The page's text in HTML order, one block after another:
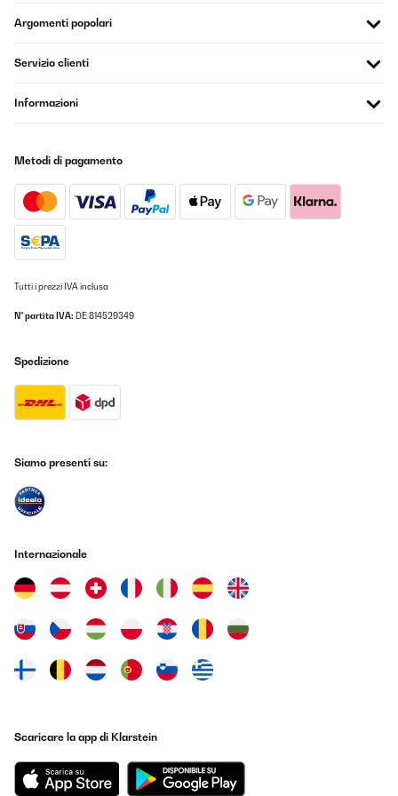
ricezione radio dab
Sender werden schnell gefunden, Klang bei Radio und CD
super.Bin sehr zufrieden.
Amazon-Benutzer
nostalgisches Aussehen und moderne Technik. Die Bedienung ist
einfach und gut. Der Klang ist für meine Ansprüche vollkommen
ausreichend. Es funktioniert alles gut. Die Bedienungsanleitung
Amazon-Benutzer
Tradurre
Ist schon das zweite
Amazon-Benutzer
Tradurre
sono presenti:- Manuale d’istruzioni- Telecomando- Antenna
DABChe dire, il prodotto si presenta con un’eleganza strabiliante
Argomenti popolari
Servizio clienti
Informazioni
Metodi di pagamento
Tutti i prezzi IVA inclusa
N° partita IVA: DE 814529349
Spedizione
Siamo presenti su:
Internazionale
Scaricare la app di Klarstein